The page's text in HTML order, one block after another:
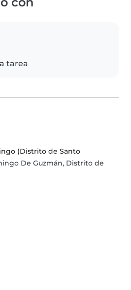
tarea
(Distrito de Santo
De Guzmán, Distrito de